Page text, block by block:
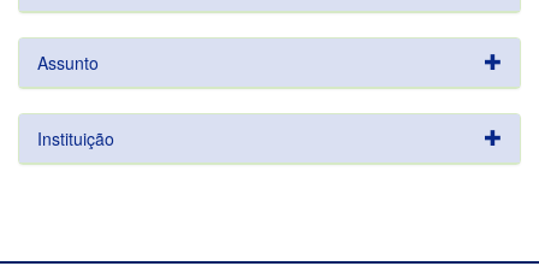
Assunto
Instituição